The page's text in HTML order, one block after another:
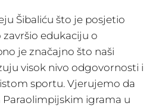
Šibaliću što je posjetio
edukaciju o
je značajno što naši
visok nivo odgovornosti i
sportu. Vjerujemo da
igrama u